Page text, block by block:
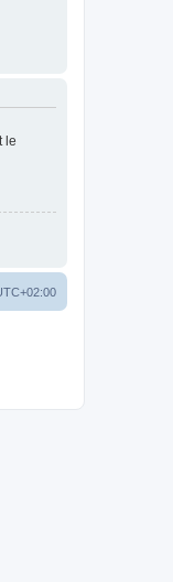
le